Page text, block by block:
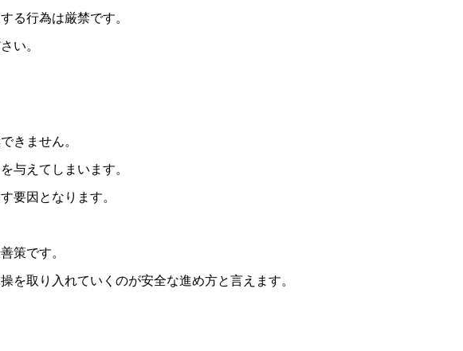
る行為は厳禁です。
い。
きません。
与えてしまいます。
要因となります。
策です。
を取り入れていくのが安全な進め方と言えます。